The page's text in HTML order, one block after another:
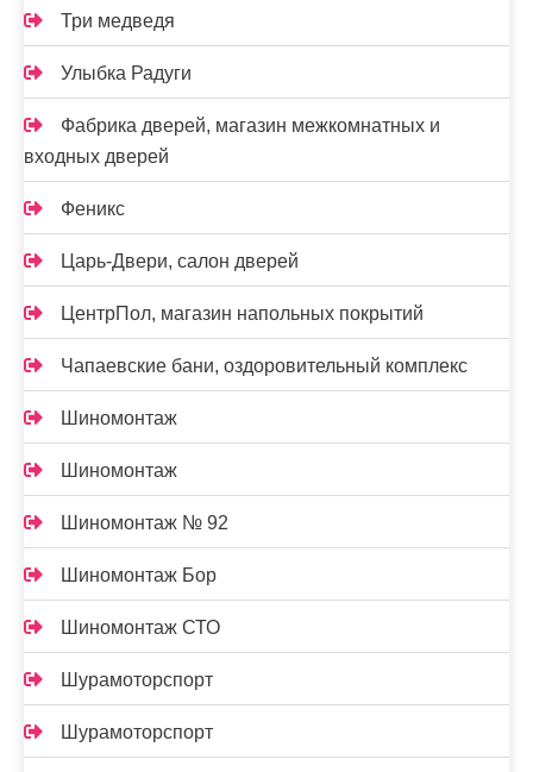
Три медведя
Улыбка Радуги
Фабрика дверей, магазин межкомнатных и
входных дверей
Феникс
Царь-Двери, салон дверей
ЦентрПол, магазин напольных покрытий
Чапаевские бани, оздоровительный комплекс
Шиномонтаж
Шиномонтаж
Шиномонтаж № 92
Шиномонтаж Бор
Шиномонтаж СТО
Шурамоторспорт
Шурамоторспорт